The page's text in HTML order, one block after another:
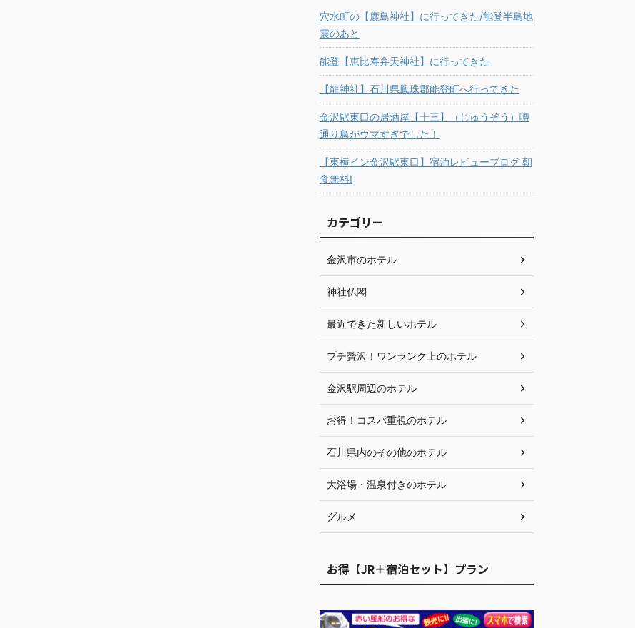
穴水町の【鹿島神社】に行ってきた/能登半島地
震のあと
能登【恵比寿弁天神社】に行ってきた
【龍神社】石川県鳳珠郡能登町へ行ってきた
金沢駅東口の居酒屋【十三】（じゅうぞう）噂
通り鳥がウマすぎでした！
【東横イン金沢駅東口】宿泊レビューブログ 朝
食無料!
カテゴリー
金沢市のホテル
神社仏閣
最近できた新しいホテル
プチ贅沢！ワンランク上のホテル
金沢駅周辺のホテル
お得！コスパ重視のホテル
石川県内のその他のホテル
大浴場・温泉付きのホテル
グルメ
お得【JR＋宿泊セット】プラン